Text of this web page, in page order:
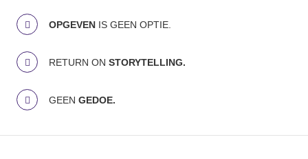
OPGEVEN IS GEEN OPTIE.
RETURN ON STORYTELLING.
GEEN GEDOE.